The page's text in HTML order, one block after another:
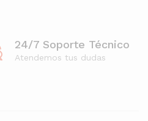
24/7 Soporte Técnico
Atendemos tus dudas